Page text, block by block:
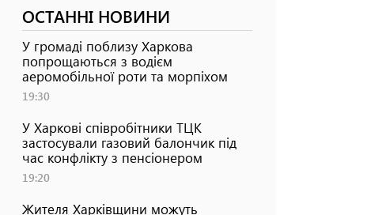
ОСТАННІ НОВИНИ
У громаді поблизу Харкова
попрощаються з водієм
аеромобільної роти та морпіхом
19:30
У Харкові співробітники ТЦК
застосували газовий балончик під
час конфлікту з пенсіонером
19:20
Жителя Харківщини можуть